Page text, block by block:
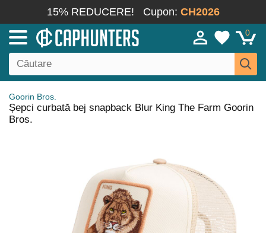
15% REDUCERE! Cupon: CH2026
0
Goorin Bros.
Șepci curbată bej snapback Blur King The Farm Goorin
Bros.